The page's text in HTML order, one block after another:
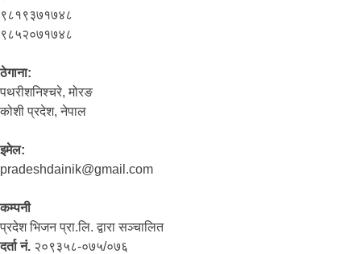
९८१९३७१७४८
९८५२०७१७४८
ठेगाना:
पथरीशनिश्‍चरे, मोरङ
कोशी प्रदेश, नेपाल
इमेल:
pradeshdainik@gmail.com
कम्पनी
प्रदेश भिजन प्रा.लि. द्वारा सञ्‍चालित
दर्ता नं. २०९३५८-०७५/०७६